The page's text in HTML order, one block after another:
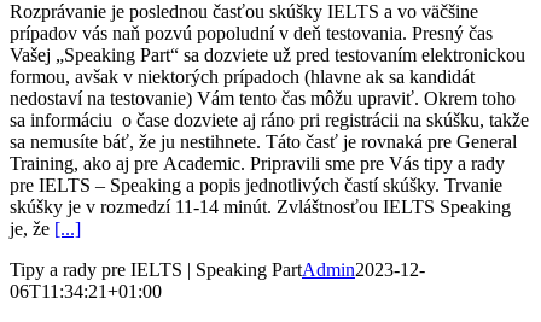
Rozprávanie je poslednou časťou skúšky IELTS a vo väčšine
prípadov vás naň pozvú popoludní v deň testovania. Presný čas
Vašej „Speaking Part“ sa dozviete už pred testovaním elektronickou
formou, avšak v niektorých prípadoch (hlavne ak sa kandidát
nedostaví na testovanie) Vám tento čas môžu upraviť. Okrem toho
sa informáciu o čase dozviete aj ráno pri registrácii na skúšku, takže
sa nemusíte báť, že ju nestihnete. Táto časť je rovnaká pre General
Training, ako aj pre Academic. Pripravili sme pre Vás tipy a rady
pre IELTS – Speaking a popis jednotlivých častí skúšky. Trvanie
skúšky je v rozmedzí 11-14 minút. Zvláštnosťou IELTS Speaking
je, že [...]
Tipy a rady pre IELTS | Speaking PartAdmin2023-12-
06T11:34:21+01:00